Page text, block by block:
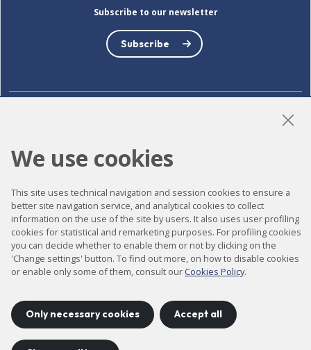
Subscribe to our newsletter
Subscribe
Accessibility
Contact
Legal notice
Privacy policy
Site map
We use cookies
This site uses technical navigation and session cookies to ensure a
better site navigation service, and analytical cookies to collect
information on the use of the site by users. It also uses user profiling
cookies for statistical and remarketing purposes. For profiling cookies
you can decide whether to enable them or not by clicking on the
'Change settings' button. To find out more, on how to disable cookies
or enable only some of them, consult our Cookies Policy.
Only necessary cookies Accept all